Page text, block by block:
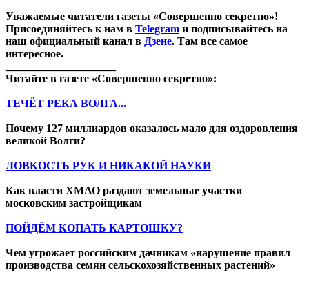
Уважаемые читатели газеты «Совершенно секретно»!
Присоединяйтесь к нам в Telegram и подписывайтесь на
наш официальный канал в Дзене. Там все самое
интересное.
Читайте в газете «Совершенно секретно»:
ТЕЧЁТ РЕКА ВОЛГА...
Почему 127 миллиардов оказалось мало для оздоровления
великой Волги?
ЛОВКОСТЬ РУК И НИКАКОЙ НАУКИ
Как власти ХМАО раздают земельные участки
московским застройщикам
ПОЙДЁМ КОПАТЬ КАРТОШКУ?
Чем угрожает российским дачникам «нарушение правил
производства семян сельскохозяйственных растений»